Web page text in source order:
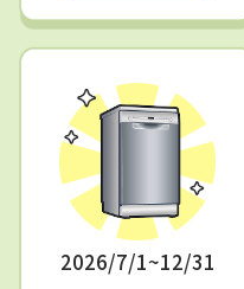
2026/7/1~12/31